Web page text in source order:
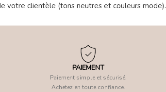
votre clientèle (tons neutres et couleurs mode).
PAIEMENT
Paiement simple et sécurisé.
Achetez en toute confiance.